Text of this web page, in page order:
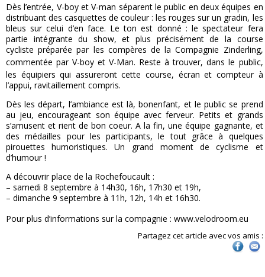
Dès l’entrée, V-boy et V-man séparent le public en deux équipes en
distribuant des casquettes de couleur : les rouges sur un gradin, les
bleus sur celui d’en face. Le ton est donné : le spectateur fera
partie intégrante du show, et plus précisément de la course
cycliste préparée par les compères de la Compagnie Zinderling,
commentée par V-boy et V-Man. Reste à trouver, dans le public,
les équipiers qui assureront cette course, écran et compteur à
l’appui, ravitaillement compris.
Dès les départ, l’ambiance est là, bonenfant, et le public se prend
au jeu, encourageant son équipe avec ferveur. Petits et grands
s’amusent et rient de bon coeur. A la fin, une équipe gagnante, et
des médailles pour les participants, le tout grâce à quelques
pirouettes humoristiques. Un grand moment de cyclisme et
d’humour !
A découvrir place de la Rochefoucault :
– samedi 8 septembre à 14h30, 16h, 17h30 et 19h,
– dimanche 9 septembre à 11h, 12h, 14h et 16h30.
Pour plus d’informations sur la compagnie : www.velodroom.eu
Partagez cet article avec vos amis :